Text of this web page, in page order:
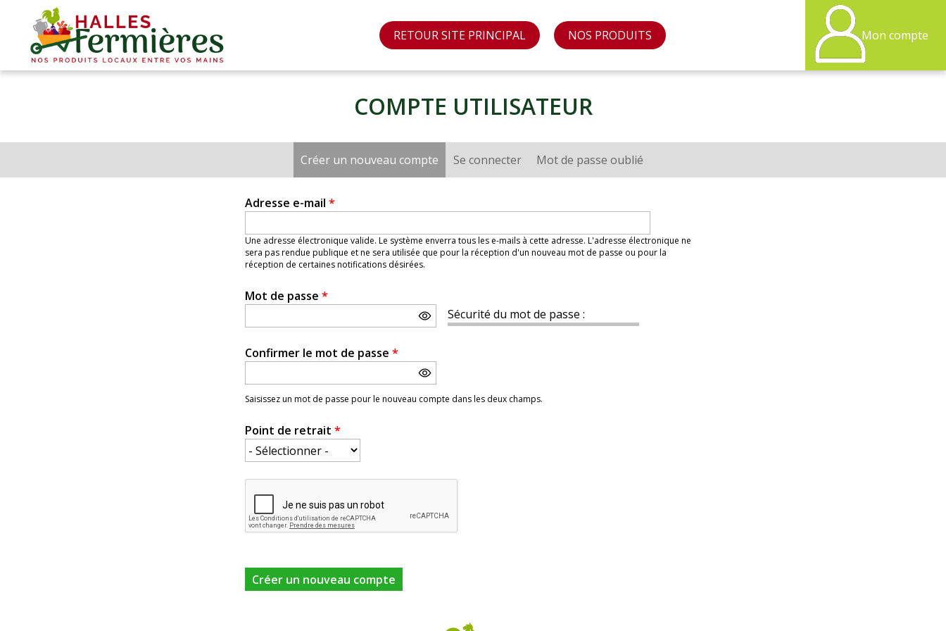
Fermières
RETOUR SITE PRINCIPAL NOS PRODUITS Mon compte
COMPTE UTILISATEUR
principaux
Créer un nouveau compte (onglet actif)
Se connecter Mot de passe oublié
Adresse e-mail *
Une adresse électronique valide. Le système enverra tous les e-mails à cette adresse. L'adresse électronique ne
sera pas rendue publique et ne sera utilisée que pour la réception d'un nouveau mot de passe ou pour la
réception de certaines notifications désirées.
Mot de passe *
Sécurité du mot de passe :
Confirmer le mot de passe *
Saisissez un mot de passe pour le nouveau compte dans les deux champs.
Point de retrait *